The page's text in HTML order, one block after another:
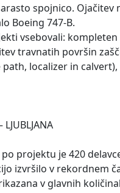
spojnico. Ojačitev
Boeing 747-B.
vsebovali:
travnatih površin
localizer in
LJUBLJANA
projektu je 420
izvršilo v rekordnem
v glavnih